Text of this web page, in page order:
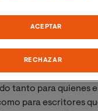
de los escritores
que ha
con un
tanto para quienes
para escritores
RECHAZAR
ACEPTAR